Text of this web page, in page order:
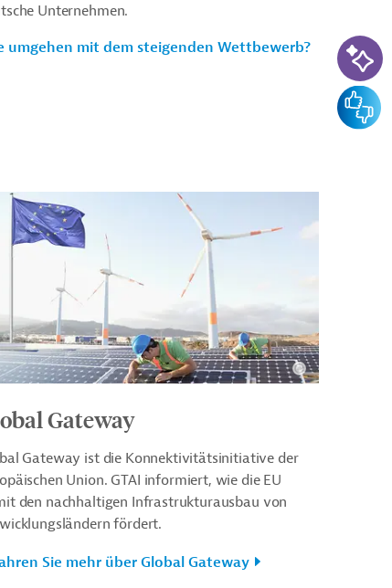
Unternehmen.
umgehen mit dem steigenden Wettbewerb?
Gateway
Gateway ist die Konnektivitätsinitiative der
Union. GTAI informiert, wie die EU
den nachhaltigen Infrastrukturausbau von
fördert.
Sie mehr über Global Gateway
KI-